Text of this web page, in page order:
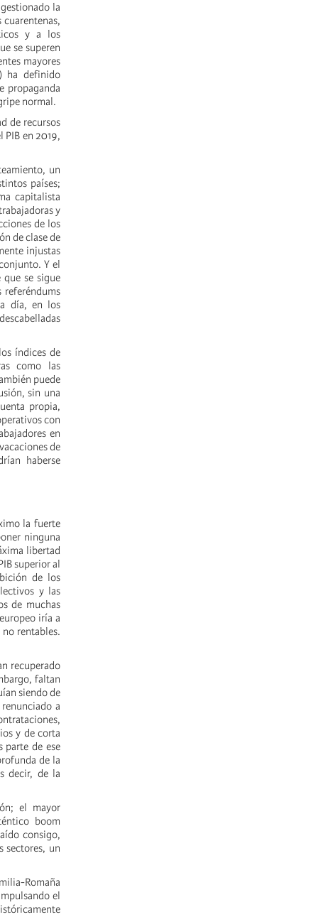
la
y a los
se superen
mayores
ha definido
propaganda
normal.
de recursos
en 2019,
un
países;
capitalista
y
de los
de clase de
injustas
Y el
se sigue
referéndums
día, en los
índices de
como las
puede
sin una
propia,
con
en
de
haberse
la fuerte
ninguna
libertad
superior al
de los
y las
de muchas
iría a
rentables.
recuperado
faltan
siendo de
a
y de corta
parte de ese
de la
decir, de la
el mayor
boom
consigo,
sectores, un
Romaña
el